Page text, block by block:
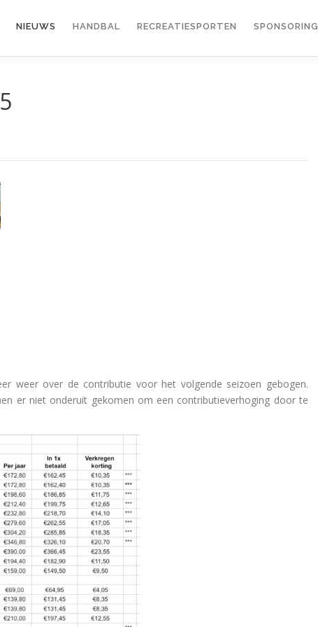
NIEUWS HANDBAL RECREATIESPORTEN SPONSORING
weer over de contributie voor het volgende seizoen gebogen.
er niet onderuit gekomen om een contributieverhoging door te